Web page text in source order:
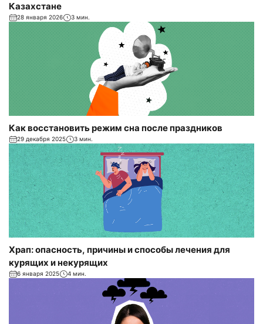
Казахстане
28 января 2026 3 мин.
Как восстановить режим сна после праздников
29 декабря 2025 3 мин.
Храп: опасность, причины и способы лечения для
курящих и некурящих
6 января 2025 4 мин.